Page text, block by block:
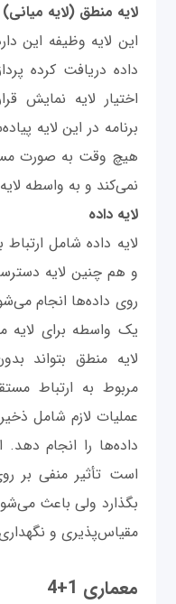
لایه منطق (لایه میانی)
این لایه وظیفه این
داده دریافت کرده
اختیار لایه نمایش
برنامه در این لایه
هیچ وقت به صورت
نمی‌کند و به واسطه
لایه داده
لایه داده شامل ارتباط
و هم چنین لایه
روی داده‌ها انجام
یک واسطه برای لایه
لایه منطق بتواند
مربوط به ارتباط
عملیات لازم شامل
داده‌ها را انجام
است تأثیر منفی بر
بگذارد ولی باعث
مقیاس‌پذیری و نگهداری
معماری 1+4